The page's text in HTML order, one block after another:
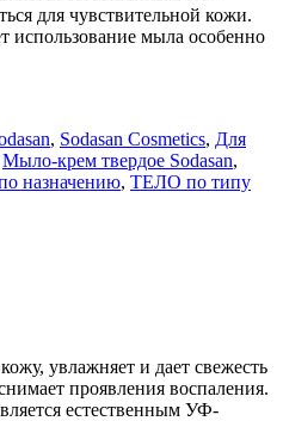
для чувствительной кожи.
использование мыла особенно
, Sodasan Cosmetics, Для
Мыло-крем твердое Sodasan,
назначению, ТЕЛО по типу
увлажняет и дает свежесть
проявления воспаления.
естественным УФ-